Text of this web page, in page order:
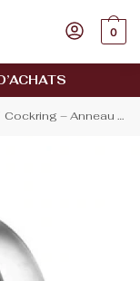
0
Cockring – Anneau Cage de Chasteté K